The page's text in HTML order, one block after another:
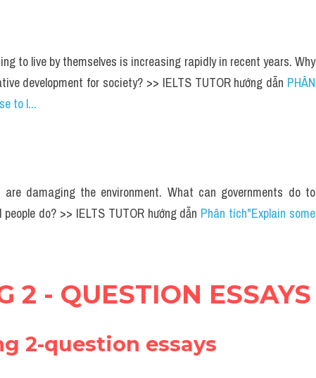
to live by themselves is increasing rapidly in recent years. Why
development for society? >> IELTS TUTOR hướng dẫn PHÂN
to l...
damaging the environment. What can governments do to
do? >> IELTS TUTOR hướng dẫn Phân tích"Explain some
2 - QUESTION ESSAYS
2-question essays